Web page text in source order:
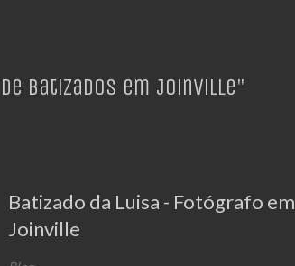
Batizados em Joinville"
Batizado da Luisa - Fotógrafo em
Joinville